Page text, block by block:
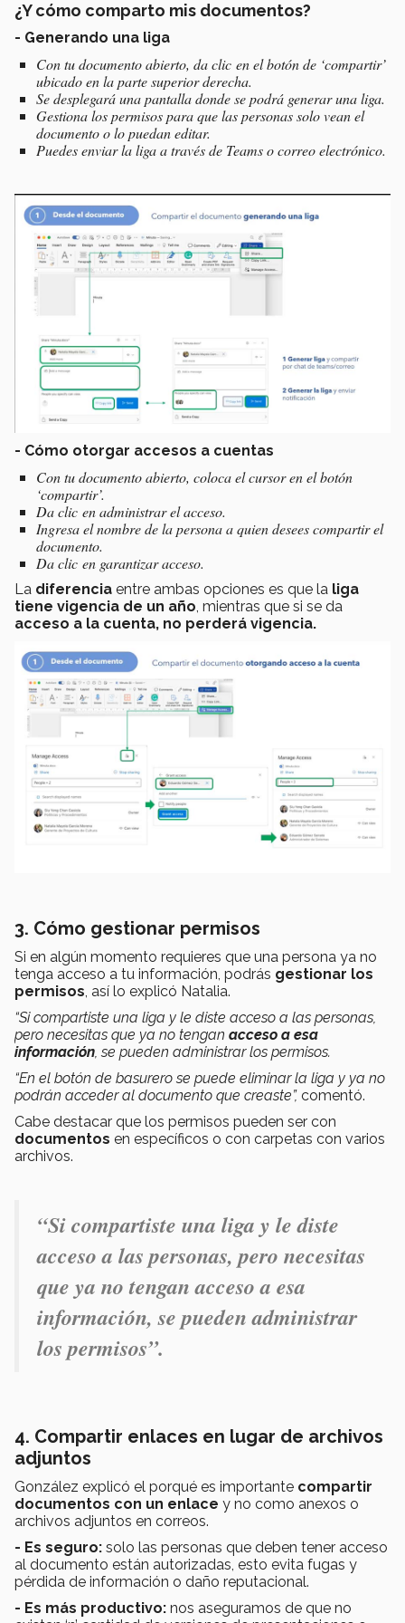
¿Y cómo comparto mis documentos?
- Generando una liga
Con tu documento abierto, da clic en el botón de ‘compartir’
ubicado en la parte superior derecha.
Se desplegará una pantalla donde se podrá generar una liga.
Gestiona los permisos para que las personas solo vean el
documento o lo puedan editar.
Puedes enviar la liga a través de Teams o correo electrónico.
- Cómo otorgar accesos a cuentas
Con tu documento abierto, coloca el cursor en el botón
‘compartir’.
Da clic en administrar el acceso.
Ingresa el nombre de la persona a quien desees compartir el
documento.
Da clic en garantizar acceso.
La diferencia entre ambas opciones es que la liga
tiene vigencia de un año, mientras que si se da
acceso a la cuenta, no perderá vigencia.
3. Cómo gestionar permisos
Si en algún momento requieres que una persona ya no
tenga acceso a tu información, podrás gestionar los
permisos, así lo explicó Natalia.
“Si compartiste una liga y le diste acceso a las personas,
pero necesitas que ya no tengan acceso a esa
información, se pueden administrar los permisos.
“En el botón de basurero se puede eliminar la liga y ya no
podrán acceder al documento que creaste”, comentó.
Cabe destacar que los permisos pueden ser con
documentos en específicos o con carpetas con varios
archivos.
“Si compartiste una liga y le diste
acceso a las personas, pero necesitas
que ya no tengan acceso a esa
información, se pueden administrar
los permisos”.
4. Compartir enlaces en lugar de archivos
adjuntos
González explicó el porqué es importante compartir
documentos con un enlace y no como anexos o
archivos adjuntos en correos.
- Es seguro: solo las personas que deben tener acceso
al documento están autorizadas, esto evita fugas y
pérdida de información o daño reputacional.
- Es más productivo: nos aseguramos de que no